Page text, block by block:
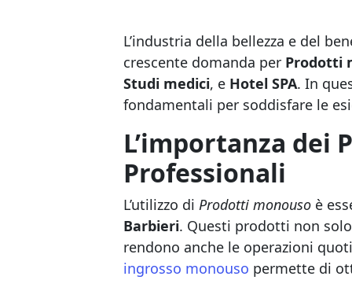
L’industria della bellezza e del
crescente domanda per Prodotti
Studi medici, e Hotel SPA. In
fondamentali per soddisfare le
L’importanza dei
Professionali
L’utilizzo di Prodotti monousoè
Barbieri. Questi prodotti non
rendono anche le operazioni
ingrosso monouso permette di